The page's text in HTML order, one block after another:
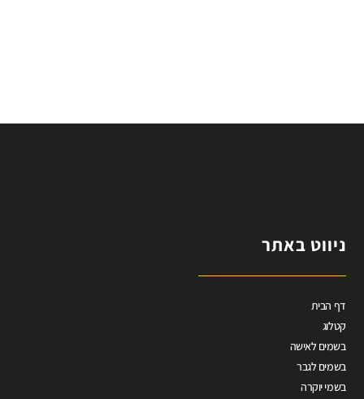
ניווט באתר
דף הבית
קטלוג
בשמים לאישה
בשמים לגבר
בשמי יוקרה